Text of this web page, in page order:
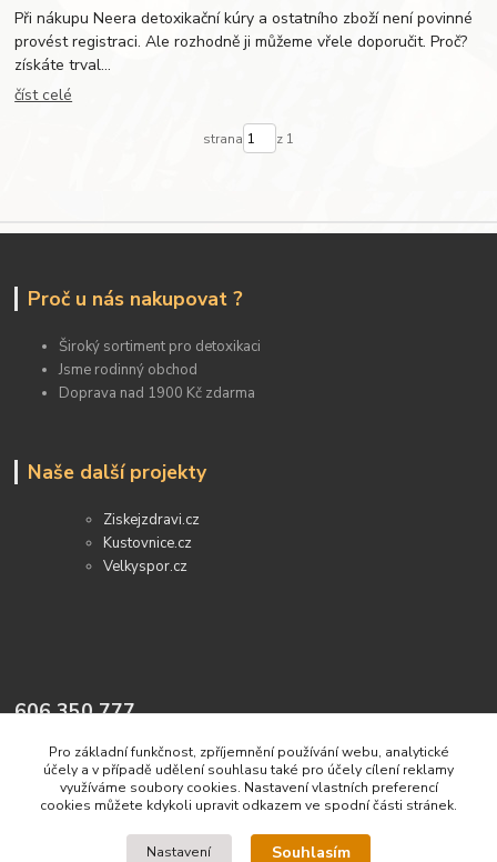
Při nákupu Neera detoxikační kúry a ostatního zboží není povinné
provést registraci. Ale rozhodně ji můžeme vřele doporučit. Proč?
získáte trval...
číst celé
strana z 1
Proč u nás nakupovat ?
Široký sortiment pro detoxikaci
Jsme rodinný obchod
Doprava nad 1900 Kč zdarma
Naše další projekty
Ziskejzdravi.cz
Kustovnice.cz
Velkyspor.cz
606 350 777
info@prirodnidetox.cz
Pro základní funkčnost, zpříjemnění používání webu, analytické
účely a v případě udělení souhlasu také pro účely cílení reklamy
využíváme soubory cookies. Nastavení vlastních preferencí
cookies můžete kdykoli upravit odkazem ve spodní části stránek.
Nastavení Souhlasím